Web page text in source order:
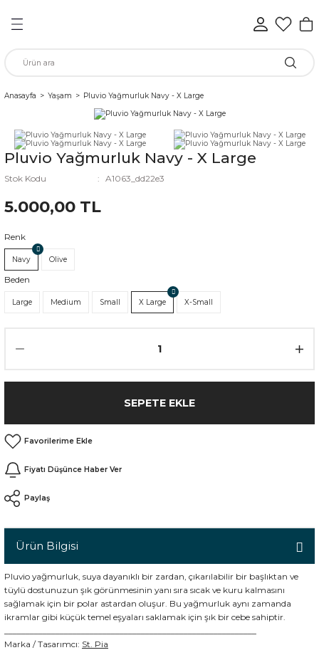
Anasayfa Yaşam Pluvio Yağmurluk Navy - X Large
Pluvio Yağmurluk Navy - X Large
Stok Kodu A1063_dd22e3
5.000,00 TL
Renk
Navy Olive
Beden
Large Medium Small X Large X-Small
SEPETE EKLE
Fiyatı Düşünce Haber Ver
Paylaş
Ürün Bilgisi
Pluvio yağmurluk, suya dayanıklı bir zardan, çıkarılabilir bir başlıktan ve
tüylü dostunuzun şık görünmesinin yanı sıra sıcak ve kuru kalmasını
sağlamak için bir polar astardan oluşur. Bu yağmurluk aynı zamanda
ikramlar gibi küçük temel eşyaları saklamak için şık bir cebe sahiptir.
Marka / Tasarımcı: St. Pia